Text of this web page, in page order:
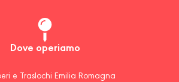
Dove operiamo
e Traslochi Emilia Romagna